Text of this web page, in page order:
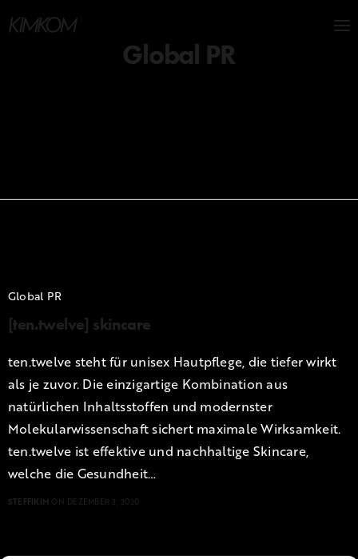
Global PR
Global PR
[ten.twelve] skincare
ten.twelve steht für unisex Hautpflege, die tiefer wirkt
als je zuvor. Die einzigartige Kombination aus
natürlichen Inhaltsstoffen und modernster
Molekularwissenschaft sichert maximale Wirksamkeit.
ten.twelve ist effektive und nachhaltige Skincare,
welche die Gesundheit…
STEFFIKIM ON DEZEMBER 3, 2020